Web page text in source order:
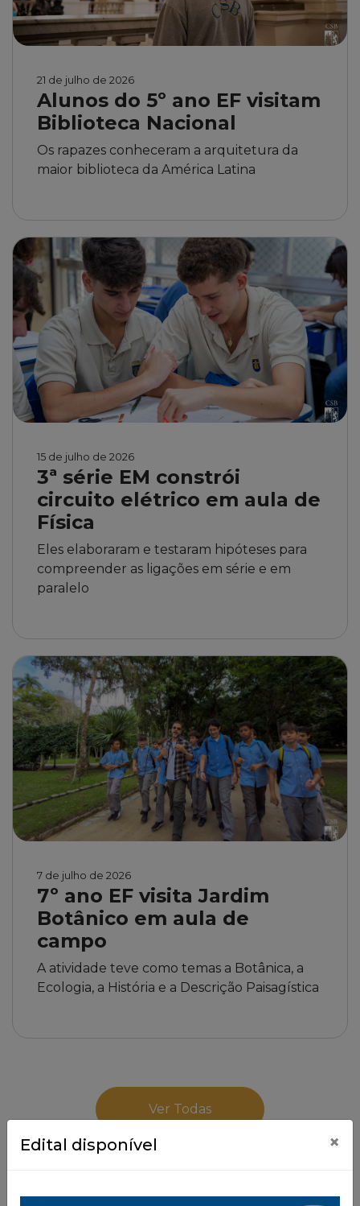
21 de julho de 2026
Alunos do 5º ano EF visitam
Biblioteca Nacional
Os rapazes conheceram a arquitetura da
maior biblioteca da América Latina
15 de julho de 2026
3ª série EM constrói
circuito elétrico em aula de
Física
Eles elaboraram e testaram hipóteses para
compreender as ligações em série e em
paralelo
7 de julho de 2026
7º ano EF visita Jardim
Botânico em aula de
campo
A atividade teve como temas a Botânica, a
Ecologia, a História e a Descrição Paisagística
Ver Todas
Edital disponível ×